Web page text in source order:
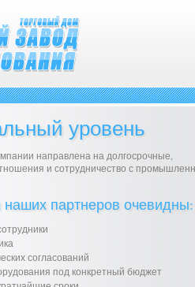
уровень
направлена на долгосрочные,
и сотрудничество с
партнеров очевидны:
согласований
под конкретный бюджет